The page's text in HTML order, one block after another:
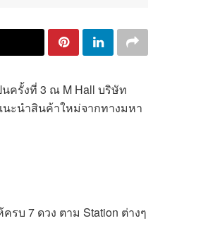
นครั้งที่ 3 ณ M Hall บริษัท
นะนำสินค้าใหม่จากทางมหา
บ 7 ดวง ตาม Station ต่างๆ